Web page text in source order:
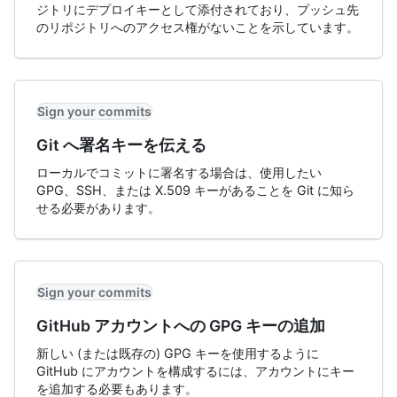
ジトリにデプロイキーとして添付されており、プッシュ先
のリポジトリへのアクセス権がないことを示しています。
Sign your commits
Git へ署名キーを伝える
ローカルでコミットに署名する場合は、使用したい
GPG、SSH、または X.509 キーがあることを Git に知ら
せる必要があります。
Sign your commits
GitHub アカウントへの GPG キーの追加
新しい (または既存の) GPG キーを使用するように
GitHub にアカウントを構成するには、アカウントにキー
を追加する必要もあります。